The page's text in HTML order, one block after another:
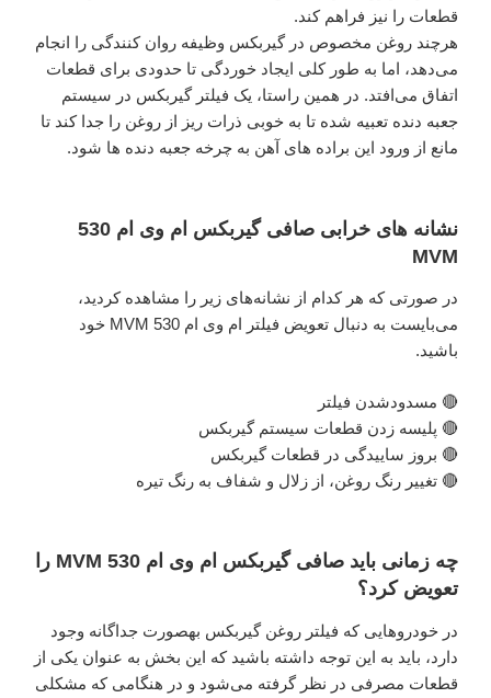
قطعات را نیز فراهم کند.
هرچند روغن مخصوص در گیربکس وظیفه روان کنندگی را انجام
می‌دهد، اما به طور کلی ایجاد خوردگی تا حدودی برای قطعات
اتفاق می‌افتد. در همین راستا، یک فیلتر گیربکس در سیستم
جعبه دنده تعبیه شده تا به خوبی ذرات ریز از روغن را جدا کند تا
مانع از ورود این براده های آهن به چرخه جعبه دنده ها شود.
نشانه­ های خرابی صافی گیربکس ام وی ام 530
MVM
در صورتی که هر کدام از نشانه‌های زیر را مشاهده کردید،
می‌بایست به دنبال تعویض فیلتر ام وی ام 530 MVM خود
باشید.
🔴 مسدودشدن فیلتر
🔴 پلیسه ­زدن قطعات سیستم گیربکس
🔴 بروز ساییدگی در قطعات گیربکس
🔴 تغییر رنگ روغن، از زلال و شفاف­ به رنگ تیره
چه زمانی باید صافی گیربکس ام وی ام 530 MVM را
تعویض کرد؟
در خودروهایی که فیلتر روغن گیربکس به­صورت جداگانه وجود
دارد، باید به این توجه داشته باشید که این بخش به ­عنوان یکی از
قطعات مصرفی در نظر گرفته می­‌شود و در هنگامی که مشکلی